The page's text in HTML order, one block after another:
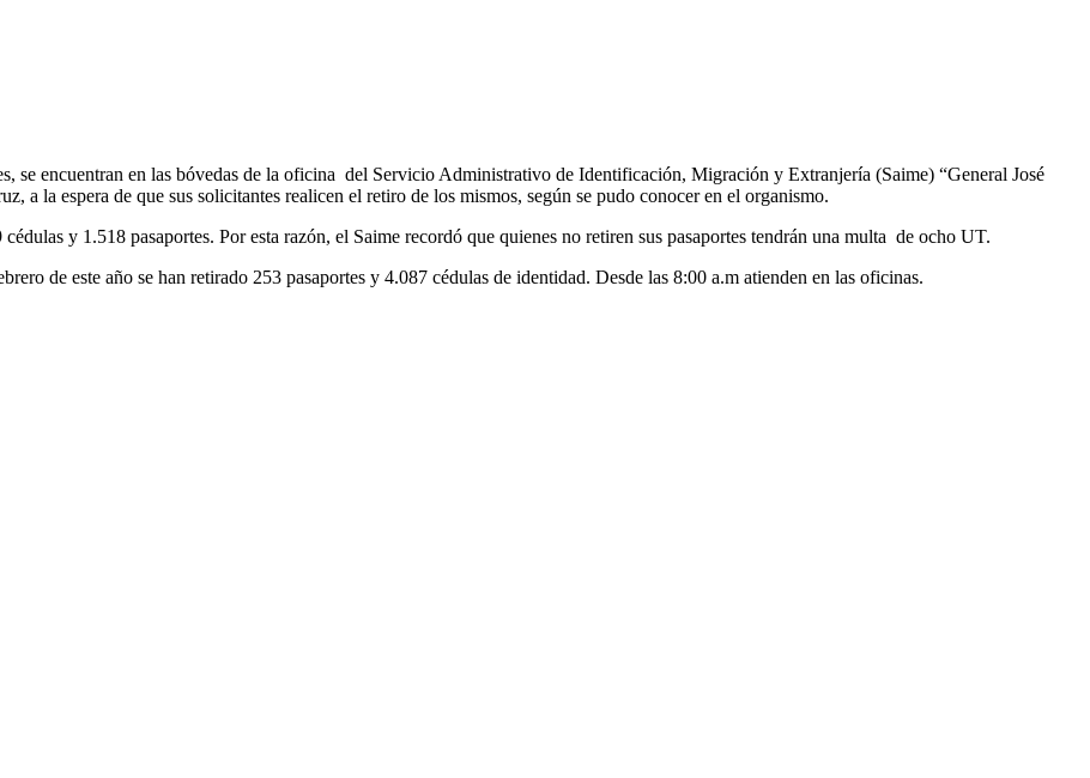
se encuentran en las bóvedas de la oficina del Servicio Administrativo de Identificación, Migración y Extranjería (Saime) “General José
a la espera de que sus solicitantes realicen el retiro de los mismos, según se pudo conocer en el organismo.
y 1.518 pasaportes. Por esta razón, el Saime recordó que quienes no retiren sus pasaportes tendrán una multa de ocho UT.
de este año se han retirado 253 pasaportes y 4.087 cédulas de identidad. Desde las 8:00 a.m atienden en las oficinas.